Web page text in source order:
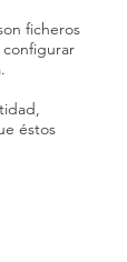
ficheros
éstos